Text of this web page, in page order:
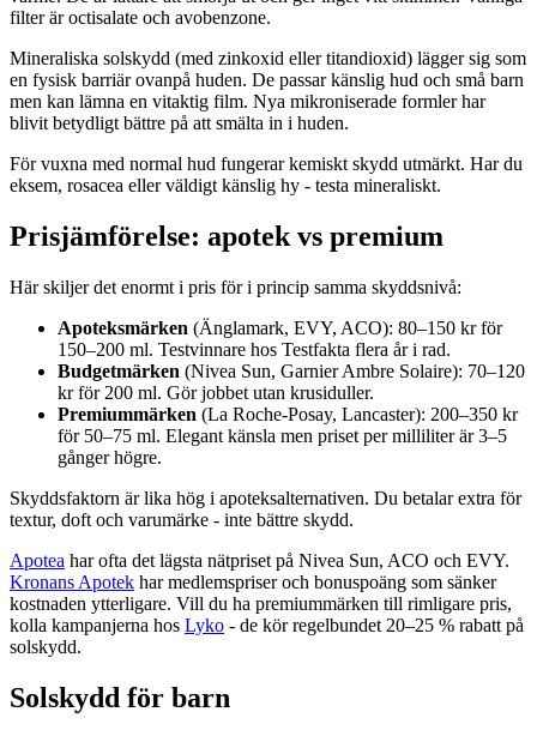
filter är octisalate och avobenzone.
Mineraliska solskydd (med zinkoxid eller titandioxid) lägger sig som
en fysisk barriär ovanpå huden. De passar känslig hud och små barn
men kan lämna en vitaktig film. Nya mikroniserade formler har
blivit betydligt bättre på att smälta in i huden.
För vuxna med normal hud fungerar kemiskt skydd utmärkt. Har du
eksem, rosacea eller väldigt känslig hy - testa mineraliskt.
Prisjämförelse: apotek vs premium
Här skiljer det enormt i pris för i princip samma skyddsnivå:
Apoteksmärken (Änglamark, EVY, ACO): 80–150 kr för
150–200 ml. Testvinnare hos Testfakta flera år i rad.
Budgetmärken (Nivea Sun, Garnier Ambre Solaire): 70–120
kr för 200 ml. Gör jobbet utan krusiduller.
Premiummärken (La Roche-Posay, Lancaster): 200–350 kr
för 50–75 ml. Elegant känsla men priset per milliliter är 3–5
gånger högre.
Skyddsfaktorn är lika hög i apoteksalternativen. Du betalar extra för
textur, doft och varumärke - inte bättre skydd.
Apotea har ofta det lägsta nätpriset på Nivea Sun, ACO och EVY.
Kronans Apotek har medlemspriser och bonuspoäng som sänker
kostnaden ytterligare. Vill du ha premiummärken till rimligare pris,
kolla kampanjerna hos Lyko - de kör regelbundet 20–25 % rabatt på
solskydd.
Solskydd för barn